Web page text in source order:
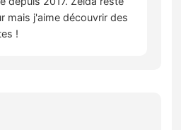
mais j'aime découvrir des
!